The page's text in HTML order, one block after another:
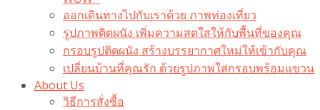
ออกเดินทางไปกับเราด้วย ภาพท่องเที่ยว
รูปภาพติดผนัง เพิ่มความสดใสให้กับพื้นที่ของคุณ
กรอบรูปติดผนัง สร้างบรรยากาศใหม่ให้เข้ากับคุณ
เปลี่ยนบ้านที่คุณรัก ด้วยรูปภาพใส่กรอบพร้อมแขวน​
About Us
วิธีการสั่งซื้อ